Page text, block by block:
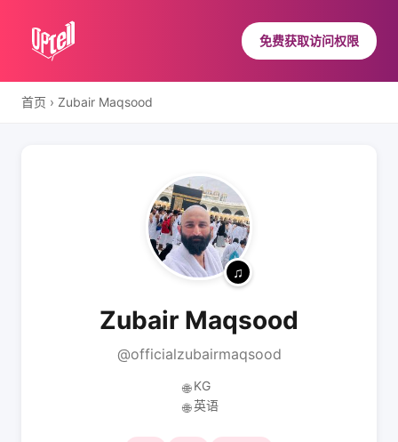
免费获取访问权限
首页 › Zubair Maqsood
Zubair Maqsood
@officialzubairmaqsood
🌐 KG
🌐 英语